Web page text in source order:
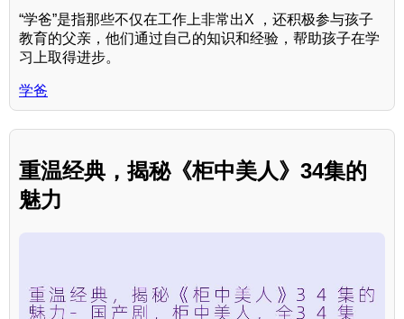
“学爸”是指那些不仅在工作上非常出X ，还积极参与孩子
教育的父亲，他们通过自己的知识和经验，帮助孩子在学
习上取得进步。
学爸
重温经典，揭秘《柜中美人》34集的
魅力